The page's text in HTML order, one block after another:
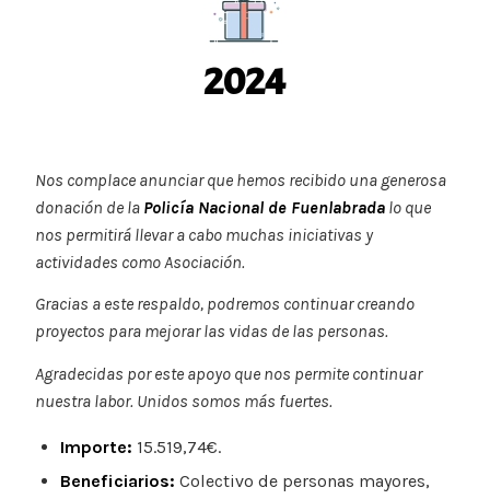
2024
Nos complace anunciar que hemos recibido una generosa
donación de la Policía Nacional de Fuenlabrada lo que
nos permitirá llevar a cabo muchas iniciativas y
actividades como Asociación.
Gracias a este respaldo, podremos continuar creando
proyectos para mejorar las vidas de las personas.
Agradecidas por este apoyo que nos permite continuar
nuestra labor. Unidos somos más fuertes.
Importe: 15.519,74€.
Beneficiarios: Colectivo de personas mayores,